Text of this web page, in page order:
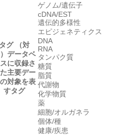
グ （対
データベ
に収録さ
主要デー
対象を表
すタグ
ゲノム/遺伝子
cDNA/EST
遺伝的多様性
エピジェネティクス
DNA
RNA
タンパク質
糖質
脂質
代謝物
化学物質
薬
細胞/オルガネラ
個体/種
健康/疾患